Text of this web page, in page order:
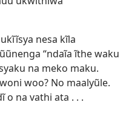
nesa kĩla
“ndaĩa ĩthe waku
na meko maku.
woo? No maalyũle.
o na vathi ata . . .